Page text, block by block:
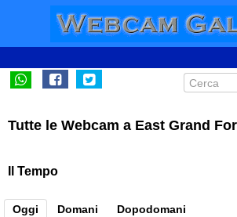
Tutte le Webcam a East Grand
Il Tempo
Oggi Domani Dopodomani